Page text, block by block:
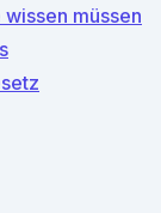
müssen